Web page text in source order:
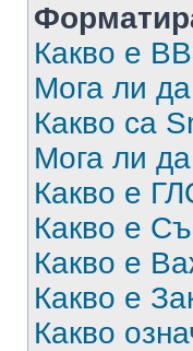
Какво е
Мога ли
Какво са
Мога ли
Какво е
Какво е
Какво е
Какво е
Какво